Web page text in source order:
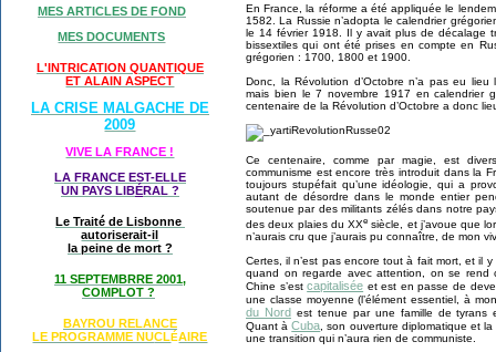
MES ARTICLES DE FOND
MES DOCUMENTS
L'INTRICATION QUANTIQUE
ET ALAIN ASPECT
LA CRISE MALGACHE DE
2009
VIVE LA FRANCE !
LA FRANCE EST-ELLE
UN PAYS LIBÉRAL ?
Le Traité de Lisbonne
autoriserait-il
la peine de mort ?
11 SEPTEMBRRE 2001,
COMPLOT ?
BAYROU RELANCE
LE PROGRAMME NUCLÉAIRE
En France, la réforme a été appliquée le
1582. La Russie n’adopta le calendrier
le 14 février 1918. Il y avait plus de décalage
bissextiles qui ont été prises en compte en
grégorien : 1700, 1800 et 1900.
Donc, la Révolution d’Octobre n’a pas eu
mais bien le 7 novembre 1917 en calendrier
centenaire de la Révolution d’Octobre a donc
Ce centenaire, comme par magie, est
communisme est encore très introduit dans la
toujours stupéfait qu’une idéologie, qui a
autant de désordre dans le monde entier
soutenue par des militants zélés dans notre
des deux plaies du XXe siècle, et j’avoue que
n’aurais cru que j’aurais pu connaître, de mon
Certes, il n’est pas encore tout à fait mort, et il
quand on regarde avec attention, on se rend
Chine s’estcapitalisée et est en passe de
une classe moyenne (l’élément essentiel, à
du Nord est tenue par une famille de tyrans
Quant àCuba, son ouverture diplomatique et
une transition qui n’aura rien de communiste.